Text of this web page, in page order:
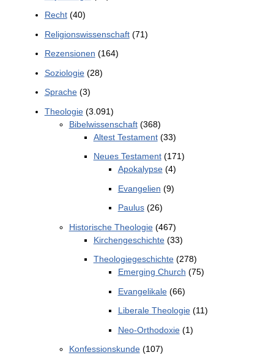
Recht(40)
Religionswissenschaft(71)
Rezensionen (164)
Soziologie(28)
Sprache(3)
Theologie(3.091)
Bibelwissenschaft(368)
Altest Testament(33)
Neues Testament(171)
Apokalypse(4)
Evangelien (9)
Paulus(26)
Historische Theologie(467)
Kirchengeschichte(33)
Theologiegeschichte(278)
Emerging Church (75)
Evangelikale(66)
Liberale Theologie(11)
Neo-Orthodoxie(1)
Konfessionskunde(107)